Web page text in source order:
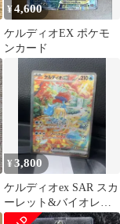
¥4,600
ケルディオEX ポケモ
ンカード
¥3,800
ケルディオex SAR スカ
ーレット&バイオレッ
ト 拡張パック ホワイト